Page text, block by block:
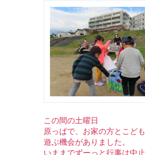
この間の土曜日
原っぱで、お家の方とこど
遊ぶ機会がありました。
いままでずーっと行事は中止